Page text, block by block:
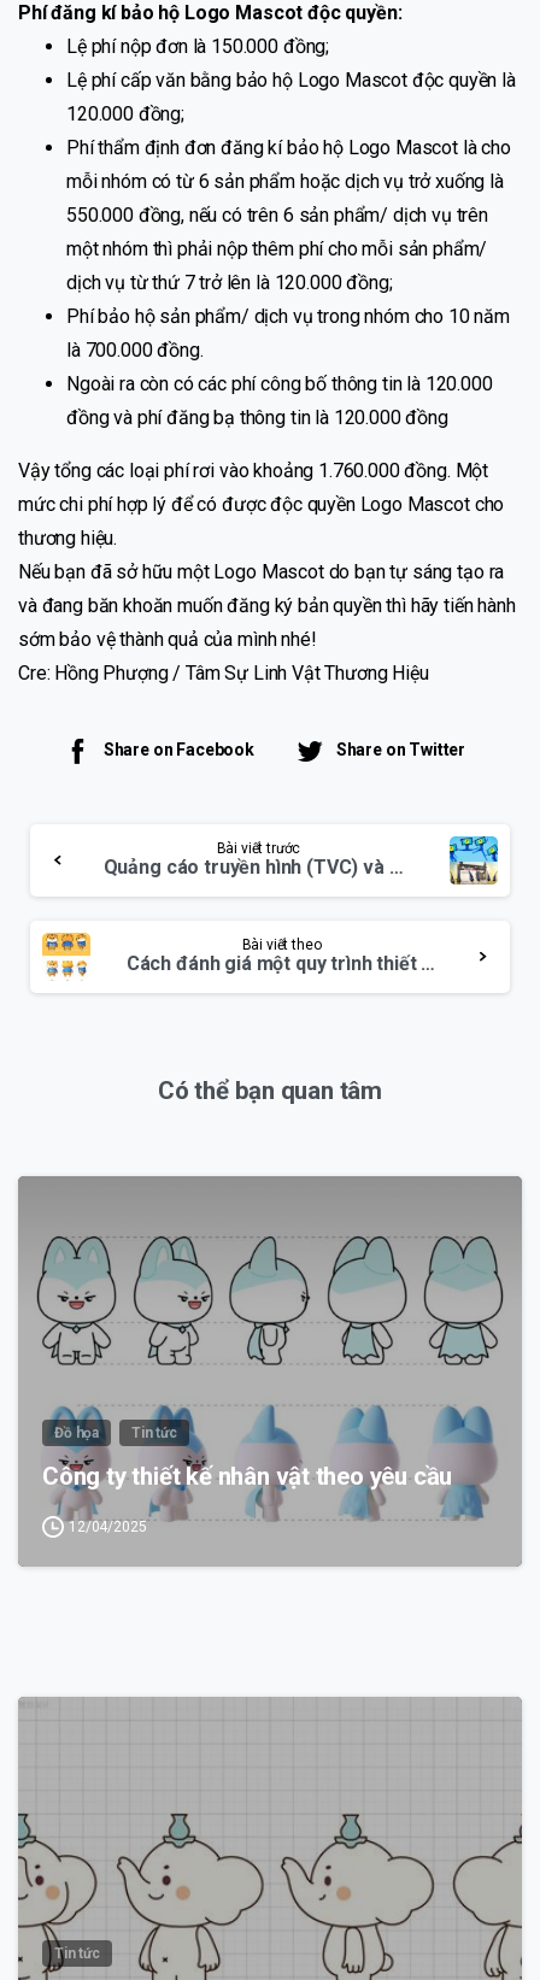
Phí đăng kí bảo hộ Logo Mascot độc quyền:
Lệ phí nộp đơn là 150.000 đồng;
Lệ phí cấp văn bằng bảo hộ Logo Mascot độc quyền là
120.000 đồng;
Phí thẩm định đơn đăng kí bảo hộ Logo Mascot là cho
mỗi nhóm có từ 6 sản phẩm hoặc dịch vụ trở xuống là
550.000 đồng, nếu có trên 6 sản phẩm/ dịch vụ trên
một nhóm thì phải nộp thêm phí cho mỗi sản phẩm/
dịch vụ từ thứ 7 trở lên là 120.000 đồng;
Phí bảo hộ sản phẩm/ dịch vụ trong nhóm cho 10 năm
là 700.000 đồng.
Ngoài ra còn có các phí công bố thông tin là 120.000
đồng và phí đăng bạ thông tin là 120.000 đồng
Vậy tổng các loại phí rơi vào khoảng 1.760.000 đồng. Một
mức chi phí hợp lý để có được độc quyền Logo Mascot cho
thương hiệu.
Nếu bạn đã sở hữu một Logo Mascot do bạn tự sáng tạo ra
và đang băn khoăn muốn đăng ký bản quyền thì hãy tiến hành
sớm bảo vệ thành quả của mình nhé!
Cre: Hồng Phượng / Tâm Sự Linh Vật Thương Hiệu
Share on Facebook Share on Twitter
Reading
Bài viết trước
Quảng cáo truyền hình (TVC) và vai trò của Mascot
Bài viết theo
Cách đánh giá một quy trình thiết kế linh vật chất lượng
Có thể bạn quan tâm
Đồ họa Tin tức
Công ty thiết kế nhân vật theo yêu cầu
12/04/2025
Tin tức